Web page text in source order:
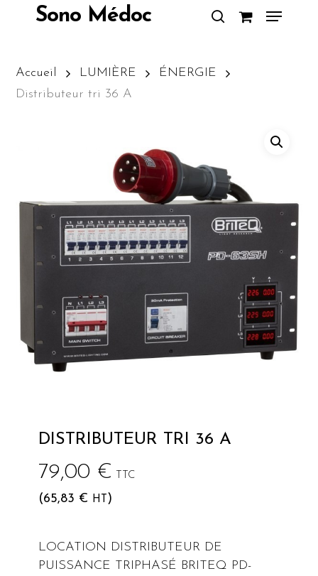
content
Sono Médoc Menu
Accueil LUMIÈRE
ÉNERGIE
Distributeur tri 36 A
DISTRIBUTEUR TRI 36 A
79,00 € TTC
(65,83 € HT )
LOCATION DISTRIBUTEUR DE
PUISSANCE TRIPHASÉ BRITEQ PD-